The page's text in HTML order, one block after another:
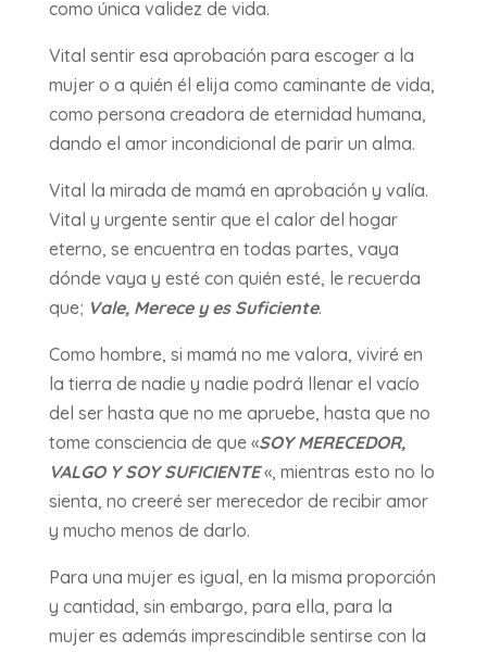
como única validez de vida.
Vital sentir esa aprobación para escoger a la
mujer o a quién él elija como caminante de vida,
como persona creadora de eternidad humana,
dando el amor incondicional de parir un alma.
Vital la mirada de mamá en aprobación y valía.
Vital y urgente sentir que el calor del hogar
eterno, se encuentra en todas partes, vaya
dónde vaya y esté con quién esté, le recuerda
que; Vale, Merece y es Suficiente.
Como hombre, si mamá no me valora, viviré en
la tierra de nadie y nadie podrá llenar el vacío
del ser hasta que no me apruebe, hasta que no
tome consciencia de que «SOY MERECEDOR,
VALGO Y SOY SUFICIENTE«, mientras esto no lo
sienta, no creeré ser merecedor de recibir amor
y mucho menos de darlo.
Para una mujer es igual, en la misma proporción
y cantidad, sin embargo, para ella, para la
mujer es además imprescindible sentirse con la